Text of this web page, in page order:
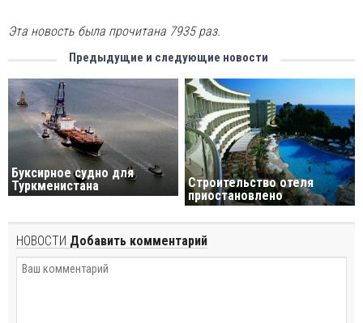
Эта новость была прочитана 7935 раз.
Предыдущие и следующие новости
Буксирное судно для
Туркменистана
Строительство отеля
приостановлено
НОВОСТИ Добавить комментарий